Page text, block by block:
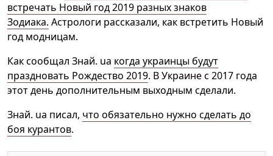
встречать Новый год 2019 разных знаков
Зодиака. Астрологи рассказали, как встретить Новый
год модницам.
Как сообщал Знай. ua когда украинцы будут
праздновать Рождество 2019. В Украине с 2017 года
этот день дополнительным выходным сделали.
Знай. ua писал, что обязательно нужно сделать до
боя курантов.